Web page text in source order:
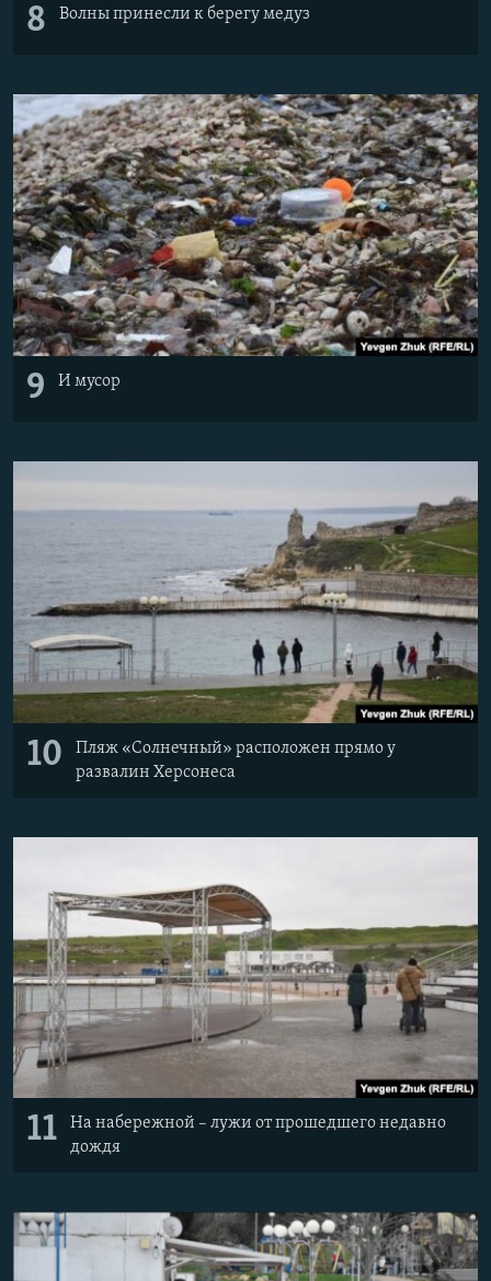
8 Волны принесли к берегу медуз
9 И мусор
10
Пляж «Солнечный» расположен прямо у
развалин Херсонеса
11
На набережной – лужи от прошедшего недавно
дождя